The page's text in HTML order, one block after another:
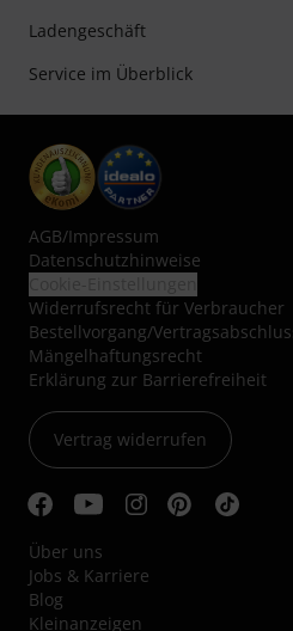
Ladengeschäft
Service im Überblick
AGB/Impressum
Datenschutzhinweise
Widerrufsrecht für Verbraucher
Bestellvorgang/
Mängelhaftungsrecht
Erklärung zur Barrierefreiheit
Vertrag widerrufen
Über uns
Jobs & Karriere
Blog
Kleinanzeigen